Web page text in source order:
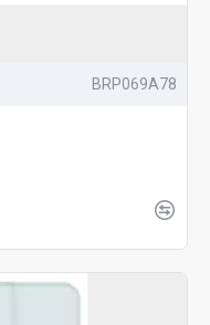
BRP069A78